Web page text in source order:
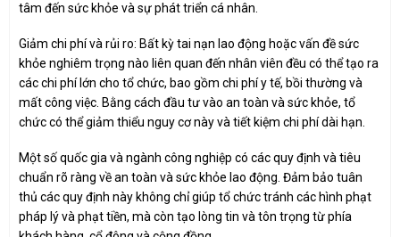
tâm đến sức khỏe và sự phát triển cá nhân.
Giảm chi phí và rủi ro: Bất kỳ tai nạn lao động hoặc vấn đề sức
khỏe nghiêm trọng nào liên quan đến nhân viên đều có thể tạo ra
các chi phí lớn cho tổ chức, bao gồm chi phí y tế, bồi thường và
mất công việc. Bằng cách đầu tư vào an toàn và sức khỏe, tổ
chức có thể giảm thiểu nguy cơ này và tiết kiệm chi phí dài hạn.
Một số quốc gia và ngành công nghiệp có các quy định và tiêu
chuẩn rõ ràng về an toàn và sức khỏe lao động. Đảm bảo tuân
thủ các quy định này không chỉ giúp tổ chức tránh các hình phạt
pháp lý và phạt tiền, mà còn tạo lòng tin và tôn trọng từ phía